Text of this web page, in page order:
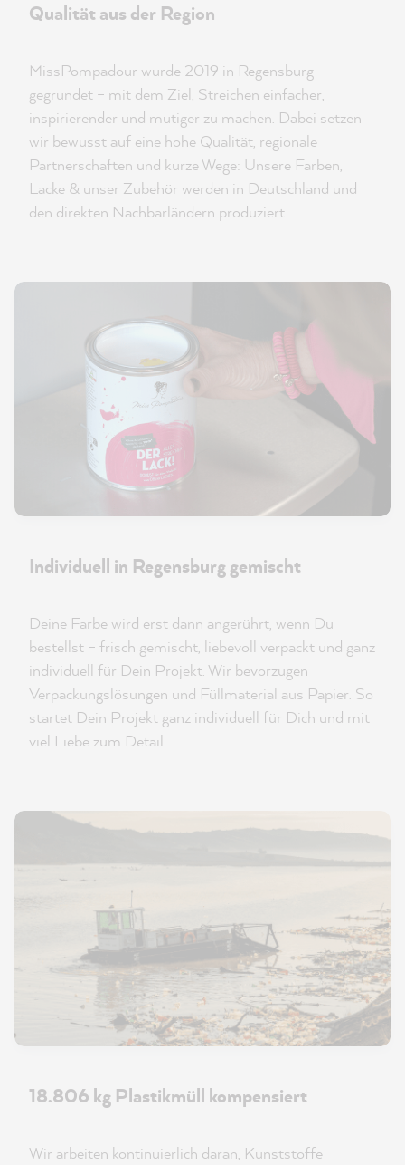
Qualität aus der Region
MissPompadour wurde 2019 in Regensburg
gegründet – mit dem Ziel, Streichen einfacher,
inspirierender und mutiger zu machen. Dabei setzen
wir bewusst auf eine hohe Qualität, regionale
Partnerschaften und kurze Wege: Unsere Farben,
Lacke & unser Zubehör werden in Deutschland und
den direkten Nachbarländern produziert.
Individuell in Regensburg gemischt
Deine Farbe wird erst dann angerührt, wenn Du
bestellst – frisch gemischt, liebevoll verpackt und ganz
individuell für Dein Projekt. Wir bevorzugen
Verpackungslösungen und Füllmaterial aus Papier. So
startet Dein Projekt ganz individuell für Dich und mit
viel Liebe zum Detail.
18.806 kg Plastikmüll kompensiert
Wir arbeiten kontinuierlich daran, Kunststoffe